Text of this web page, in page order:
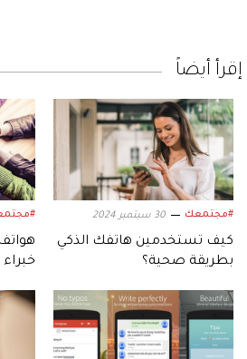
إقرأ أيضاً
#مجتمعك 30 سبتمبر 2024
كيف تستخدمين هاتفك الذكي
بطريقة صحية؟